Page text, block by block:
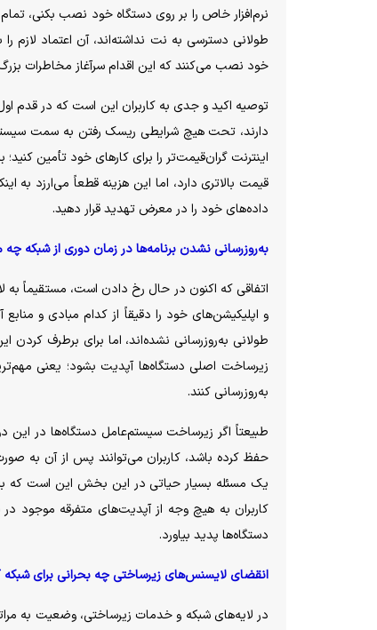
نرم‌افزار خاص را بر روی دستگاه خود نصب بکنی،
طولانی دسترسی به نت نداشته‌اند، آن اعتماد لازم
خود نصب می‌کنند که این اقدام سرآغاز مخاطرات
توصیه اکید و جدی به کاربران این است که در قدم
دارند، تحت هیچ شرایطی ریسک رفتن به سمت
اینترنت گران‌قیمت‌تر را برای کار‌های خود تأمین
قیمت بالاتری دارد، اما این هزینه قطعاً می‌ارزد
داده‌های خود را در معرض تهدید قرار دهید.
به‌روزرسانی نشدن برنامه‌ها در زمان دوری از شبکه چه
اتفاقی که اکنون در حال رخ دادن است، مستقیماً به
و اپلیکیشن‌های خود را دقیقاً از کدام مبادی و
طولانی به‌روزرسانی نشده‌اند، اما برای برطرف
زیرساخت اصلی دستگاه‌ها آپدیت بشود؛ یعنی
به‌روزرسانی کنند.
حفظ کرده باشد، کاربران می‌توانند پس از آن به
یک مسئله بسیار حیاتی در این بخش این است که
کاربران به هیچ وجه از آپدیت‌های متفرقه موجود
دستگاه‌ها پدید بیاورد.
انقضای لایسنس‌های زیرساختی چه بحرانی برای
در لایه‌های شبکه و خدمات زیرساختی، وضعیت